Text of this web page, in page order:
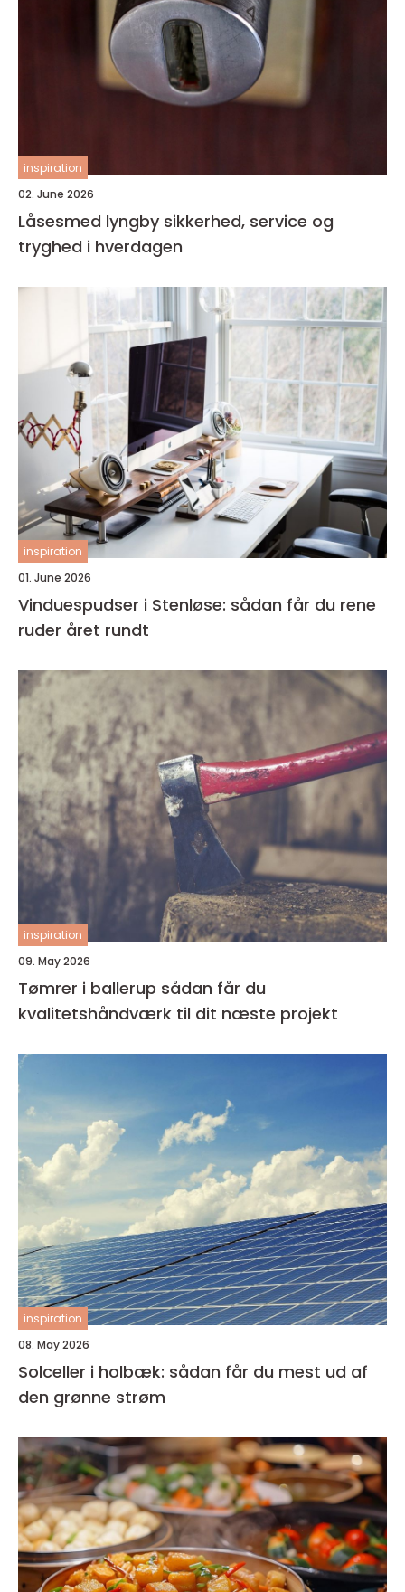
inspiration
02. June 2026
Låsesmed lyngby sikkerhed, service og
tryghed i hverdagen
inspiration
01. June 2026
Vinduespudser i Stenløse: sådan får du rene
ruder året rundt
inspiration
09. May 2026
Tømrer i ballerup sådan får du
kvalitetshåndværk til dit næste projekt
inspiration
08. May 2026
Solceller i holbæk: sådan får du mest ud af
den grønne strøm